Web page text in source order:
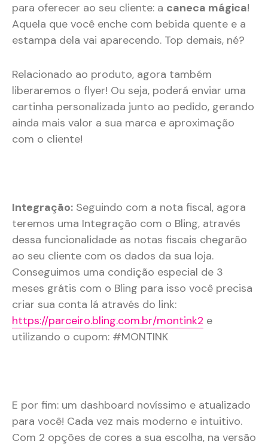
para oferecer ao seu cliente: a caneca mágica!
Aquela que você enche com bebida quente e a
estampa dela vai aparecendo. Top demais, né?
Relacionado ao produto, agora também
liberaremos o flyer! Ou seja, poderá enviar uma
cartinha personalizada junto ao pedido, gerando
ainda mais valor a sua marca e aproximação
com o cliente!
Integração: Seguindo com a nota fiscal, agora
teremos uma Integração com o Bling, através
dessa funcionalidade as notas fiscais chegarão
ao seu cliente com os dados da sua loja.
Conseguimos uma condição especial de 3
meses grátis com o Bling para isso você precisa
criar sua conta lá através do link:
https://parceiro.bling.com.br/montink2 e
utilizando o cupom: #MONTINK
E por fim: um dashboard novíssimo e atualizado
para você! Cada vez mais moderno e intuitivo.
Com 2 opções de cores a sua escolha, na versão